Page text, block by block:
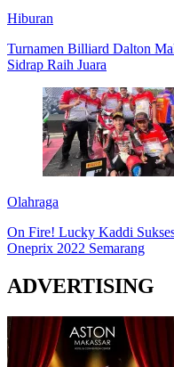
Hiburan
Turnamen Billiard Dalton
Sidrap Raih Juara
Olahraga
On Fire! Lucky Kaddi
Oneprix 2022 Semarang
ADVERTISING